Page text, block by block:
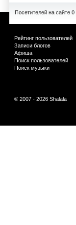
Посетителей на сайте 0
Рейтинг пользователей
Записи блогов
Афиша
Поиск пользователей
Поиск музыки
© 2007 - 2026 Shalala